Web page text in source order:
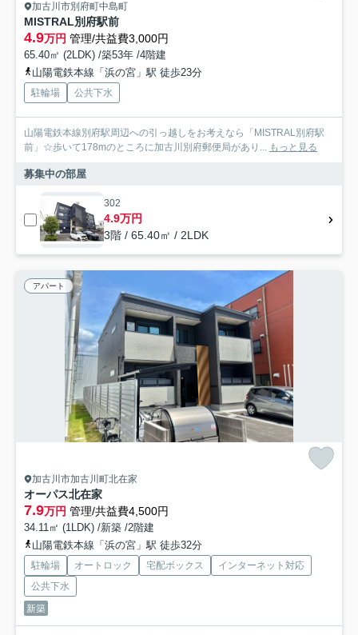
加古川市別府町中島町
MISTRAL別府駅前
4.9万円 管理/共益費3,000円
65.40㎡ (2LDK) /築53年 /4階建
山陽電鉄本線「浜の宮」駅 徒歩23分
駐輪場 公共下水
山陽電鉄本線別府駅周辺への引っ越しをお考えなら「MISTRAL別府駅
前」☆歩いて178mのところに加古川別府郵便局があり... もっと見る
募集中の部屋
302
4.9万円
3階 / 65.40㎡ / 2LDK
アパート
加古川市加古川町北在家
オーパス北在家
7.9万円 管理/共益費4,500円
34.11㎡ (1LDK) /新築 /2階建
山陽電鉄本線「浜の宮」駅 徒歩32分
駐輪場 オートロック 宅配ボックス
インターネット対応
公共下水
新築